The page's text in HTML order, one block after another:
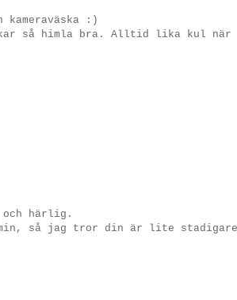
:)
så himla bra. Alltid lika kul när
och härlig.
så jag tror din är lite